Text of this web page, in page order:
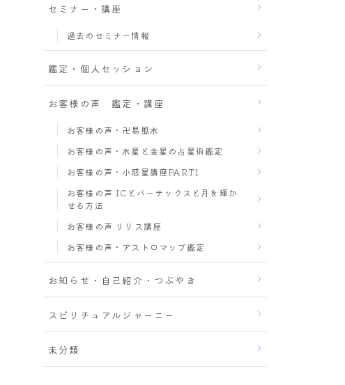
セミナー・講座
過去のセミナー情報
鑑定・個人セッション
お客様の声 鑑定・講座
お客様の声・卍易風水
お客様の声・水星と金星の占星術鑑定
お客様の声・小惑星講座PART1
お客様の声 ICとバーテックスと月を輝か
せる方法
お客様の声 リリス講座
お客様の声・アストロマップ鑑定
お知らせ・自己紹介・つぶやき
スピリチュアルジャーニー
未分類